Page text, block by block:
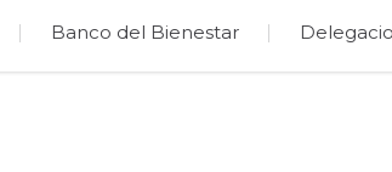
Banco del Bienestar